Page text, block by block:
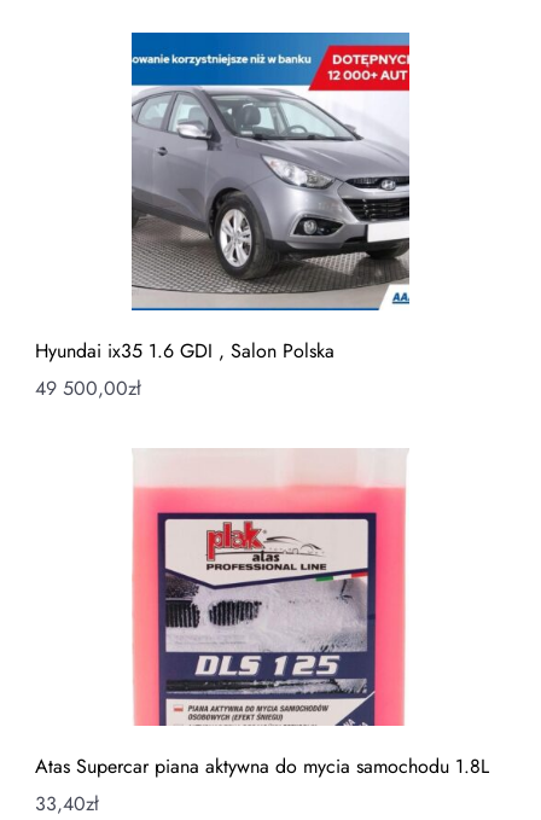
Hyundai ix35 1.6 GDI , Salon Polska
49 500,00zł
Atas Supercar piana aktywna do mycia samochodu 1.8L
33,40zł